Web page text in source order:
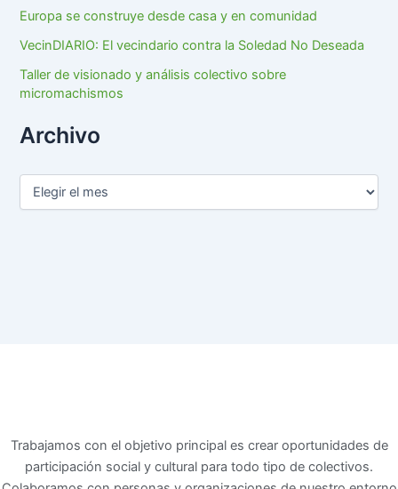
Europa se construye desde casa y en comunidad
VecinDIARIO: El vecindario contra la Soledad No Deseada
Taller de visionado y análisis colectivo sobre
micromachismos
Archivo
Trabajamos con el objetivo principal es crear oportunidades de
participación social y cultural para todo tipo de colectivos.